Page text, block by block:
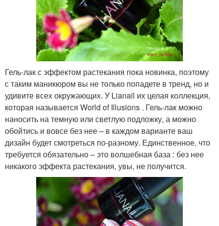
Гель-лак с эффектом растекания пока новинка, поэтому
с таким маникюром вы не только попадете в тренд, но и
удивите всех окружающих. У Lianail их целая коллекция,
которая называется World of Illusions . Гель-лак можно
наносить на темную или светлую подложку, а можно
обойтись и вовсе без нее – в каждом варианте ваш
дизайн будет смотреться по-разному. Единственное, что
требуется обязательно – это волшебная база : без нее
никакого эффекта растекания, увы, не получится.